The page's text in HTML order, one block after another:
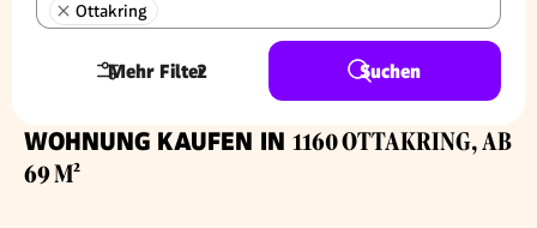
Ottakring
Mehr Filter
2 Suchen
WOHNUNG KAUFEN IN 1160 OTTAKRING, AB
69 M²